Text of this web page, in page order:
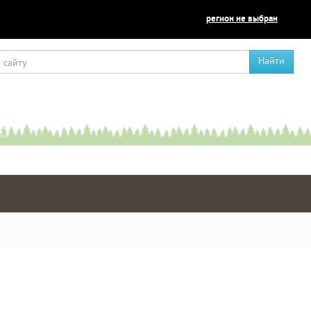
регион не выбран
Найти